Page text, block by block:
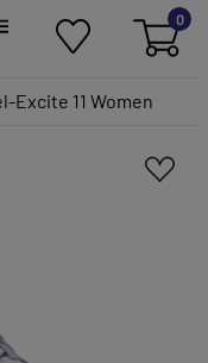
0
Excite 11 Women